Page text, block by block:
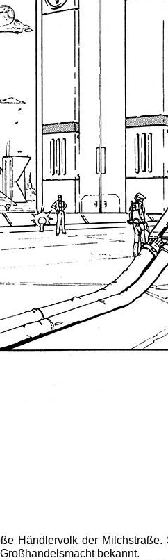
Händlervolk der
bekannt.